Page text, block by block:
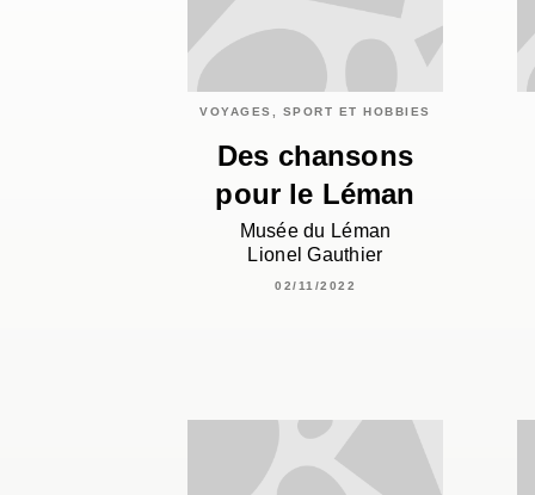
VOYAGES, SPORT ET HOBBIES
Des chansons
pour le Léman
Musée du Léman
Lionel Gauthier
02/11/2022